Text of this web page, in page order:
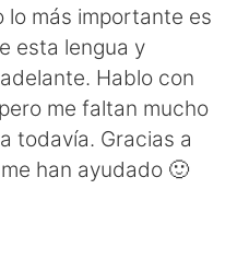
文
lo más importante es
esta lengua y
Hablo con
me faltan mucho
todavía. Gracias a
han ayudado 🙂